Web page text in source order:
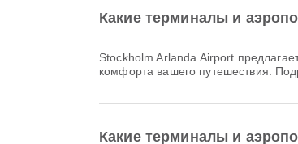
Какие терминалы и
Stockholm Arlanda Airport предлагает Служба обмена валюты, Прокат автомобилей, Банковские услуги/банкоматы и множество других удобств для повышения
комфорта вашего путешествия.
Какие терминалы и